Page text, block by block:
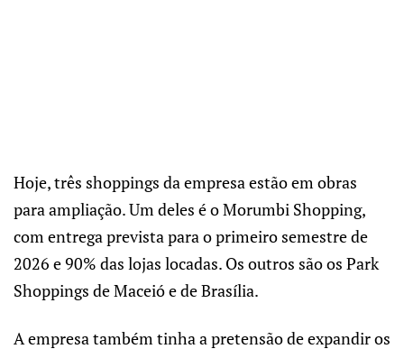
Hoje, três shoppings da empresa estão em obras
para ampliação. Um deles é o Morumbi Shopping,
com entrega prevista para o primeiro semestre de
2026 e 90% das lojas locadas. Os outros são os Park
Shoppings de Maceió e de Brasília.
A empresa também tinha a pretensão de expandir os